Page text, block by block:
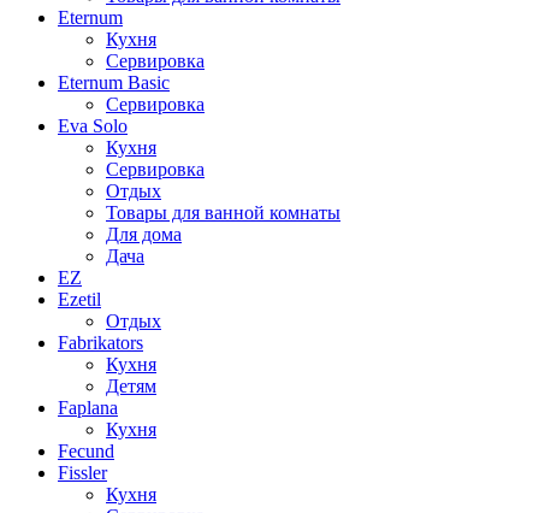
Eternum
Кухня
Сервировка
Eternum Basic
Сервировка
Eva Solo
Кухня
Сервировка
Отдых
Товары для ванной комнаты
Для дома
Дача
EZ
Ezetil
Отдых
Fabrikators
Кухня
Детям
Faplana
Кухня
Fecund
Fissler
Кухня